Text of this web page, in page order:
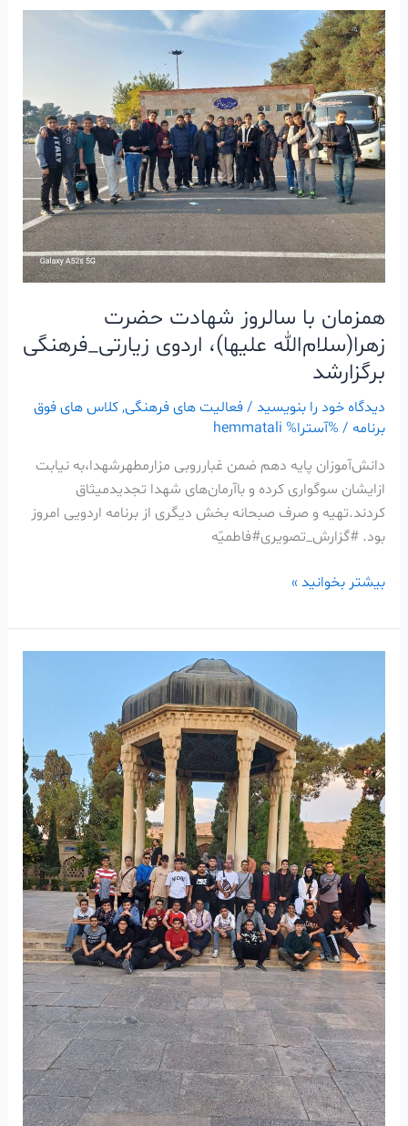
همزمان با سالروز شهادت حضرت
زهرا(سلام‌الله علیها)، اردوی زیارتی_فرهنگی
برگزارشد
دیدگاه‌ خود را بنویسید /فعالیت های فرهنگی,کلاس های فوق
برنامه / %آسترا% hemmatali
دانش‌آموزان پایه دهم ضمن غبارروبی مزارمطهرشهدا،به نیابت
ازایشان سوگواری کرده و باآرمان‌های شهدا تجدیدمیثاق
کردند.تهیه و صرف صبحانه بخش دیگری از برنامه اردویی امروز
بود. #گزارش_تصویری#فاطمیّه
همزمان
با
سالروز
شهادت
حضرت
زهرا(سلام‌الله
علیها)،
اردوی
زیارتی_فرهنگی
برگزارشد
بیشتر بخوانید »